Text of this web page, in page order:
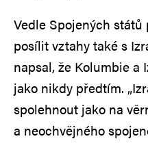
Vedle Spojených
posílit vztahy také s
napsal, že Kolumbie a
jako nikdy předtím.
spolehnout jako na
a neochvějného